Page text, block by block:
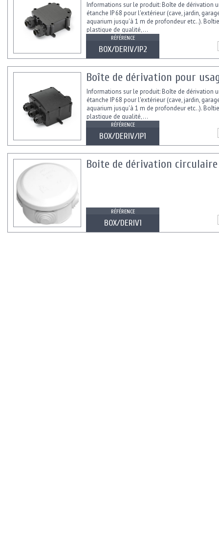
Informations sur le produit: Boîte de dérivation
étanche IP 68 pour l'extérieur (cave, jardin,
aquarium jusqu'à 1 m de profondeur etc..).
plastique de qualité,...
RÉFÉRENCE
BOX/DERIV/IP2
Boîte de dérivation pour
Informations sur le produit: Boîte de dérivation
étanche IP 68 pour l'extérieur (cave, jardin,
aquarium jusqu'à 1 m de profondeur etc..).
plastique de qualité,...
RÉFÉRENCE
BOX/DERIV/IP1
Boite de dérivation
RÉFÉRENCE
BOX/DERIV1